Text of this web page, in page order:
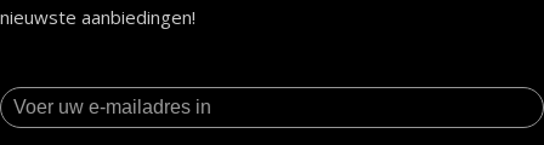
nieuwste aanbiedingen!